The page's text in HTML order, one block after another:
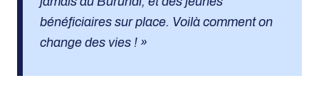
bénéficiaires sur place. Voilà comment on
change des vies ! »